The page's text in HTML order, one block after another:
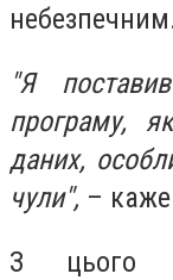
"Я
програму,
даних,
чули", –
З цього